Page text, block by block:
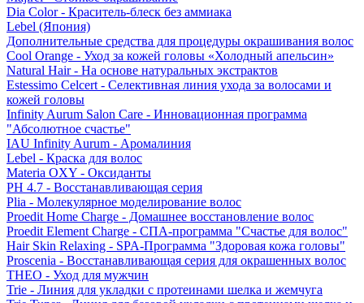
Dia Color - Краситель-блеск без аммиака
Lebel (Япония)
Дополнительные средства для процедуры окрашивания волос
Cool Orange - Уход за кожей головы «Холодный апельсин»
Natural Hair - На основе натуральных экстрактов
Estessimo Celcert - Селективная линия ухода за волосами и
кожей головы
Infinity Aurum Salon Care - Инновационная программа
"Абсолютное счастье"
IAU Infinity Aurum - Аромалиния
Lebel - Краска для волос
Materia OXY - Оксиданты
PH 4.7 - Восстанавливающая серия
Plia - Молекулярное моделирование волос
Proedit Home Charge - Домашнее восстановление волос
Proedit Element Charge - СПА-программа "Счастье для волос"
Hair Skin Relaxing - SPA-Программа "Здоровая кожа головы"
Proscenia - Восстанавливающая серия для окрашенных волос
THEO - Уход для мужчин
Trie - Линия для укладки с протеинами шелка и жемчуга